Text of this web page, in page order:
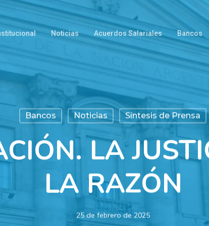
Noticias Acuerdos Salariales Bancos
Bancos Noticias Síntesis de Prensa
LA
LA RAZÓN
25 de febrero de 2025